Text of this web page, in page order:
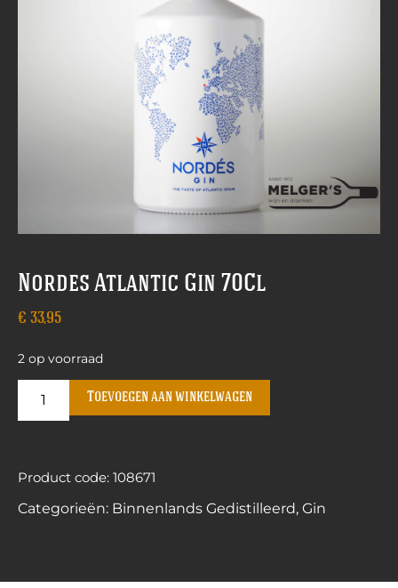
Nordes Atlantic Gin 70Cl
€ 33,95
2 op voorraad
Toevoegen aan winkelwagen
Product code: 108671
Categorieën: Binnenlands Gedistilleerd, Gin